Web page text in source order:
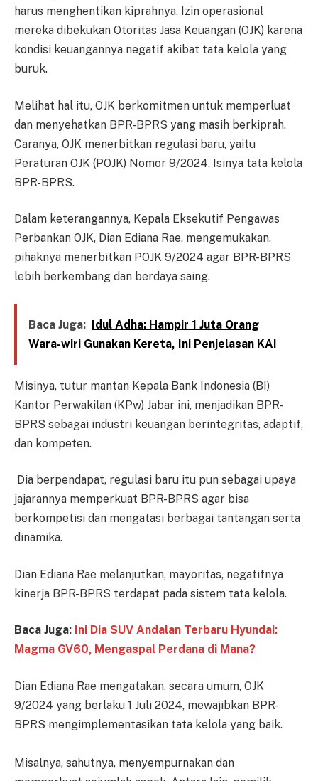
harus menghentikan kiprahnya. Izin operasional
mereka dibekukan Otoritas Jasa Keuangan (OJK) karena
kondisi keuangannya negatif akibat tata kelola yang
buruk.
Melihat hal itu, OJK berkomitmen untuk memperluat
dan menyehatkan BPR-BPRS yang masih berkiprah.
Caranya, OJK menerbitkan regulasi baru, yaitu
Peraturan OJK (POJK) Nomor 9/2024. Isinya tata kelola
BPR-BPRS.
Dalam keterangannya, Kepala Eksekutif Pengawas
Perbankan OJK, Dian Ediana Rae, mengemukakan,
pihaknya menerbitkan POJK 9/2024 agar BPR-BPRS
lebih berkembang dan berdaya saing.
Baca Juga: Idul Adha: Hampir 1 Juta Orang
Wara-wiri Gunakan Kereta, Ini Penjelasan KAI
Misinya, tutur mantan Kepala Bank Indonesia (BI)
Kantor Perwakilan (KPw) Jabar ini, menjadikan BPR-
BPRS sebagai industri keuangan berintegritas, adaptif,
dan kompeten.
Dia berpendapat, regulasi baru itu pun sebagai upaya
jajarannya memperkuat BPR-BPRS agar bisa
berkompetisi dan mengatasi berbagai tantangan serta
dinamika.
Dian Ediana Rae melanjutkan, mayoritas, negatifnya
kinerja BPR-BPRS terdapat pada sistem tata kelola.
Baca Juga: Ini Dia SUV Andalan Terbaru Hyundai:
Magma GV60, Mengaspal Perdana di Mana?
Dian Ediana Rae mengatakan, secara umum, OJK
9/2024 yang berlaku 1 Juli 2024, mewajibkan BPR-
BPRS mengimplementasikan tata kelola yang baik.
Misalnya, sahutnya, menyempurnakan dan